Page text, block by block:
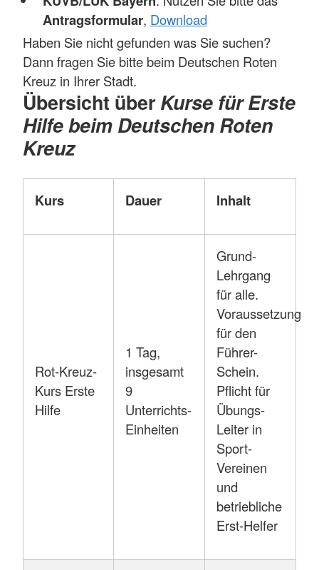
Antragsformular, Download
Haben Sie nicht gefunden was Sie suchen?
Dann fragen Sie bitte beim Deutschen Roten
Kreuz in Ihrer Stadt.
Übersicht über Kurse für Erste
Hilfe beim Deutschen Roten
Kreuz
Kurs Dauer Inhalt
Rot-Kreuz-
Kurs Erste
Hilfe
1 Tag,
insgesamt
9
Unterrichts-
Einheiten
Grund-
Lehrgang
für alle.
Voraussetzung
für den
Führer-
Schein.
Pflicht für
Übungs-
Leiter in
Sport-
Vereinen
und
betriebliche
Erst-Helfer